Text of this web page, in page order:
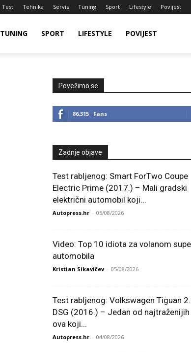
Test Tehnika Servis Tuning Sport Lifestyle Povijest
TUNING SPORT LIFESTYLE POVIJEST
Povežimo se
86,315 Fans
Zadnje objave
Test rabljenog: Smart ForTwo Coupe
Electric Prime (2017.) – Mali gradski
električni automobil koji...
Autopress.hr - 05/08/2026
Video: Top 10 idiota za volanom
automobila
Kristian Sikavičev - 05/08/2026
Test rabljenog: Volkswagen Tiguan
DSG (2016.) – Jedan od najtraženijih
ova koji...
Autopress.hr - 04/08/2026